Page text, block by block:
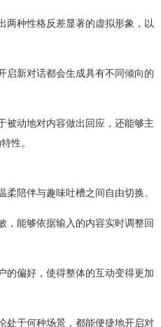
两种性格反差显著的虚拟形象，以
启新对话都会生成具有不同倾向的
被动地对内容做出回应，还能够主
性。
陪伴与趣味吐槽之间自由切换。
，能够依据输入的内容实时调整回
的偏好，使得整体的互动变得更加
处于何种场景，都能便捷地开启对